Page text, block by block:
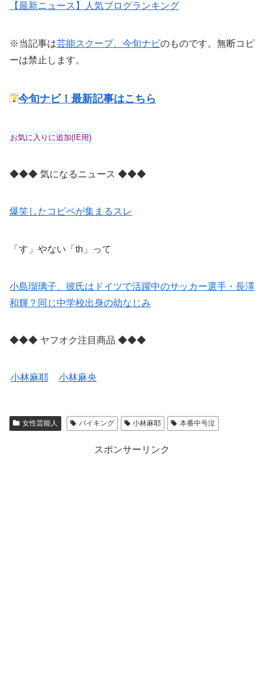
【最新ニュース】人気ブログランキング
※当記事は芸能スクープ、今旬ナビのものです。無断コピ
ーは禁止します。
今旬ナビ！最新記事はこちら
◆◆◆ 気になるニュース ◆◆◆
爆笑したコピペが集まるスレ
「す」やない「th」って
小島瑠璃子、彼氏はドイツで活躍中のサッカー選手・長澤
和輝？同じ中学校出身の幼なじみ
◆◆◆ ヤフオク注目商品 ◆◆◆
小林麻耶 小林麻央
女性芸能人 バイキング 小林麻耶 本番中号泣
スポンサーリンク